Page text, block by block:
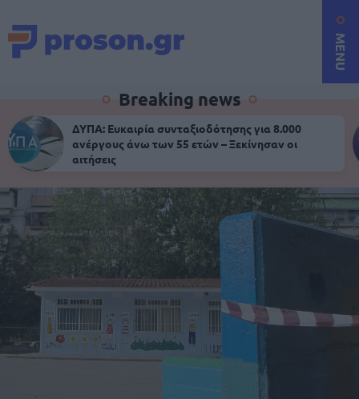
MENU
Breaking news
ΔΥΠΑ: Ευκαιρία συνταξιοδότησης για 8.000
ανέργους άνω των 55 ετών – Ξεκίνησαν οι
αιτήσεις